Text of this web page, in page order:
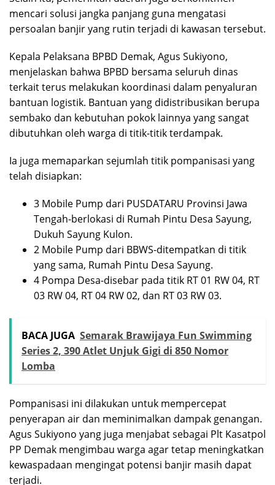
mencari solusi jangka panjang guna mengatasi
persoalan banjir yang rutin terjadi di kawasan tersebut.
Kepala Pelaksana BPBD Demak, Agus Sukiyono,
menjelaskan bahwa BPBD bersama seluruh dinas
terkait terus melakukan koordinasi dalam penyaluran
bantuan logistik. Bantuan yang didistribusikan berupa
sembako dan kebutuhan pokok lainnya yang sangat
dibutuhkan oleh warga di titik-titik terdampak.
Ia juga memaparkan sejumlah titik pompanisasi yang
telah disiapkan:
3 Mobile Pump dari PUSDATARU Provinsi Jawa
Tengah-berlokasi di Rumah Pintu Desa Sayung,
Dukuh Sayung Kulon.
2 Mobile Pump dari BBWS-ditempatkan di titik
yang sama, Rumah Pintu Desa Sayung.
4 Pompa Desa-disebar pada titik RT 01 RW 04, RT
03 RW 04, RT 04 RW 02, dan RT 03 RW 03.
BACA JUGA Semarak Brawijaya Fun Swimming
Series 2, 390 Atlet Unjuk Gigi di 850 Nomor
Lomba
Pompanisasi ini dilakukan untuk mempercepat
penyerapan air dan meminimalkan dampak genangan.
Agus Sukiyono yang juga menjabat sebagai Plt Kasatpol
PP Demak mengimbau warga agar tetap meningkatkan
kewaspadaan mengingat potensi banjir masih dapat
terjadi.